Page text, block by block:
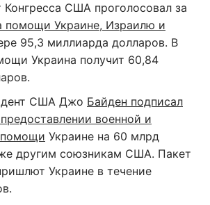
Конгресса США проголосовал за
помощи Украине, Израилю и
95,3 миллиарда долларов. В
Украина получит 60,84
США Джо Байден подписал
военной и
помощи Украине на 60 млрд
другим союзникам США. Пакет
Украине в течение